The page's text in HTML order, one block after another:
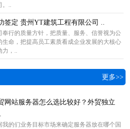
..
签定 贵州YT建筑工程有限公司 ..
奉行的质量方针，把质量、服务、信誉视为公
生命，把提高员工素质看成企业发展的大核心
，..
更多>>
网站服务器怎么选比较好？外贸独立
我的们业务目标市场来确定服务器放在哪个国